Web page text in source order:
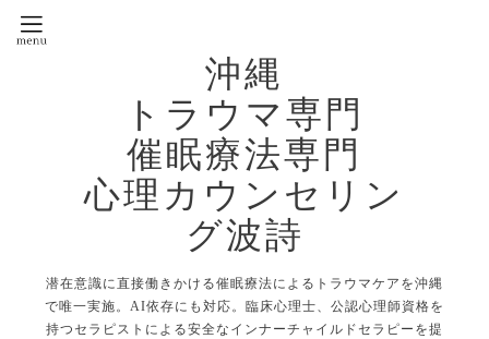
沖縄
トラウマ専門
催眠療法専門
心理カウンセリン
グ波詩
潜在意識に直接働きかける催眠療法によるトラウマケアを沖縄
で唯一実施。AI依存にも対応。臨床心理士、公認心理師資格を
持つセラピストによる安全なインナーチャイルドセラピーを提